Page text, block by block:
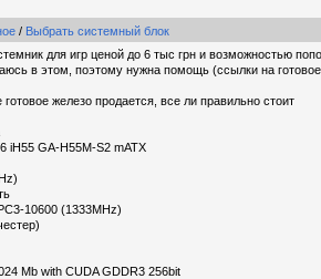
/ Выбрать системный блок
для игр ценой до 6 тыс грн и возможностью
в этом, поэтому нужна помощь (ссылки на
готовое железо продается, все ли правильно стоит
iH55 GA-H55M-S2 mATX
10600 (1333MHz)
Mb with CUDA GDDR3 256bit